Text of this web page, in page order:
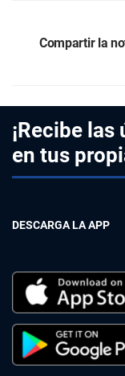
Compartir la
¡Recibe
en tus
DESCARGA LA APP